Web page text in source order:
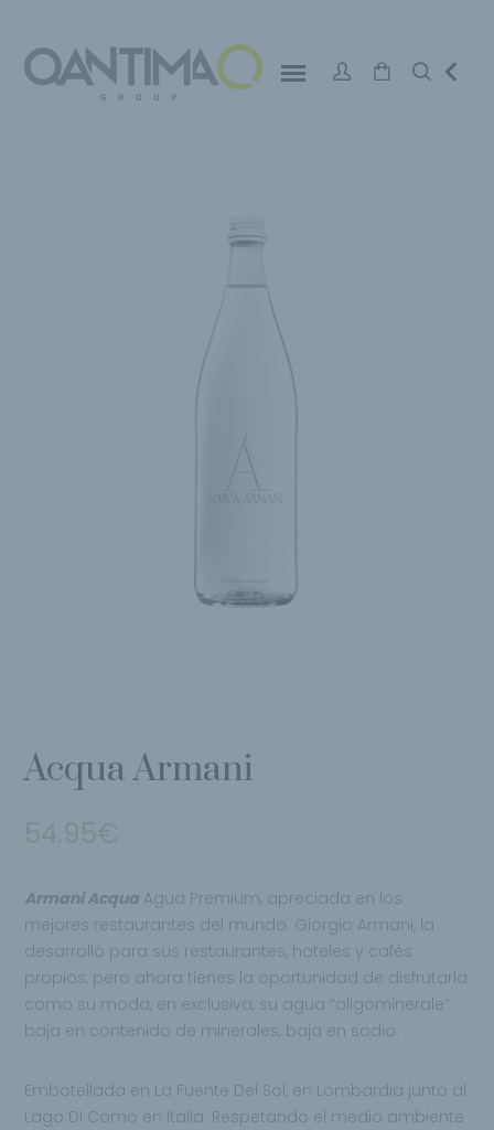
Acqua Armani
54.95€
Armani Acqua Agua Premium, apreciada en los
mejores restaurantes del mundo. Giorgio Armani, la
desarrolló para sus restaurantes, hoteles y cafés
propios, pero ahora tienes la oportunidad de disfrutarla
como su moda, en exclusiva, su agua “oligominerale”
baja en contenido de minerales, baja en sodio.
Embotellada en La Fuente Del Sol, en Lombardia junto al
Lago Di Como en Italia. Respetando el medio ambiente